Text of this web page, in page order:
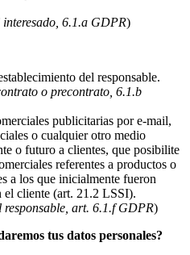
6.1.a GDPR)
del responsable.
o precontrato, 6.1.b
publicitarias por e-mail,
o cualquier otro medio
o futuro a clientes, que posibilite
referentes a productos o
a los que inicialmente fueron
el cliente (art. 21.2 LSSI).
art. 6.1.f GDPR)
tus datos personales?